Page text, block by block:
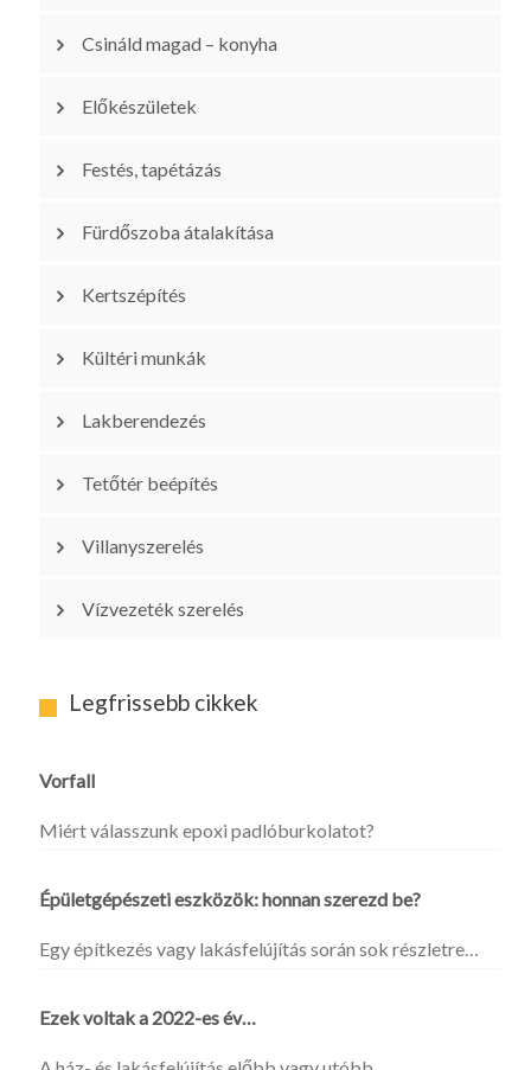
Csináld magad – konyha
Előkészületek
Festés, tapétázás
Fürdőszoba átalakítása
Kertszépítés
Kültéri munkák
Lakberendezés
Tetőtér beépítés
Villanyszerelés
Vízvezeték szerelés
Legfrissebb cikkek
Vorfall
Miért válasszunk epoxi padlóburkolatot?
Épületgépészeti eszközök: honnan szerezd be?
Egy építkezés vagy lakásfelújítás során sok részletre…
Ezek voltak a 2022-es év…